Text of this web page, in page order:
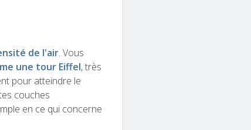
de l'air. Vous
une tour Eiffel, très
pour atteindre le
couches
en ce qui concerne